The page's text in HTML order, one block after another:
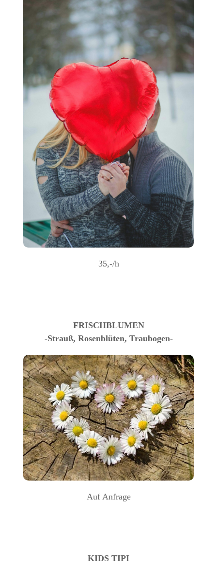
35,-/h
FRISCHBLUMEN
-Strauß, Rosenblüten, Traubogen-
Auf Anfrage
KIDS TIPI